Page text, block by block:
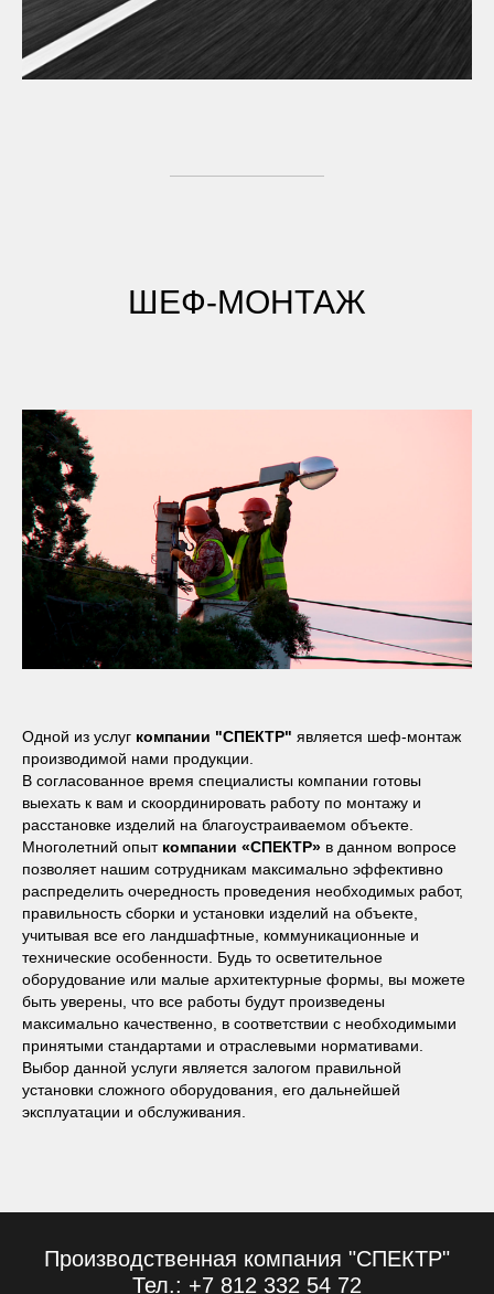
ШЕФ-МОНТАЖ
Одной из услуг компании "СПЕКТР" является шеф-монтаж
производимой нами продукции.
В согласованное время специалисты компании готовы
выехать к вам и скоординировать работу по монтажу и
расстановке изделий на благоустраиваемом объекте.
Многолетний опыткомпании «СПЕКТР» в данном вопросе
позволяет нашим сотрудникам максимально эффективно
распределить очередность проведения необходимых работ,
правильность сборки и установки изделий на объекте,
учитывая все его ландшафтные, коммуникационные и
технические особенности. Будь то осветительное
оборудование или малые архитектурные формы, вы можете
быть уверены, что все работы будут произведены
максимально качественно, в соответствии с необходимыми
принятыми стандартами и отраслевыми нормативами.
Выбор данной услуги является залогом правильной
установки сложного оборудования, его дальнейшей
эксплуатации и обслуживания.
Производственная компания "СПЕКТР"
Тел.: +7 812 332 54 72